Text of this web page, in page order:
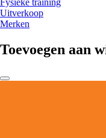
Fysieke training
Uitverkoop
Merken
Toevoegen aan